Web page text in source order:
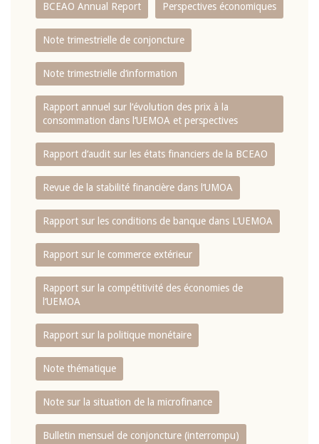
BCEAO Annual Report Perspectives économiques
Note trimestrielle de conjoncture
Note trimestrielle d‘information
Rapport annuel sur l‘évolution des prix à la
consommation dans l‘UEMOA et perspectives
Rapport d‘audit sur les états financiers de la BCEAO
Revue de la stabilité financière dans l‘UMOA
Rapport sur les conditions de banque dans L‘UEMOA
Rapport sur le commerce extérieur
Rapport sur la compétitivité des économies de
l‘UEMOA
Rapport sur la politique monétaire
Note thématique
Note sur la situation de la microfinance
Bulletin mensuel de conjoncture (interrompu)